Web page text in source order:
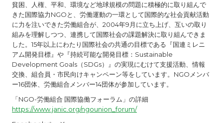
貧困、人権、平和、環境など地球規模の問題に積極的に取り組んで
きた国際協力NGOと、労働運動の一環として国際的な社会貢献活動
に力を注いできた労働組合が、2004年9月に立ち上げ、互いの取り
組みを理解しつつ、連携して国際社会の課題解決に取り組んできま
した。15年以上にわたり国際社会の共通の目標である『国連ミレニ
アム開発目標』や『持続可能な開発目標：Sustainable
Development Goals（SDGs）』の実現にむけて支援活動、情報
交換、組合員・市民向けキャンペーン等をしています。NGOメンバ
ー16団体、労働組合メンバー14団体が参加しています。
「NGO-労働組合 国際協働フォーラム」の詳細
https://www.janic.org/ngounion_forum/